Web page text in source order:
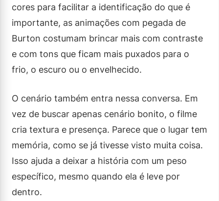
cores para facilitar a identificação do que é
importante, as animações com pegada de
Burton costumam brincar mais com contraste
e com tons que ficam mais puxados para o
frio, o escuro ou o envelhecido.
O cenário também entra nessa conversa. Em
vez de buscar apenas cenário bonito, o filme
cria textura e presença. Parece que o lugar tem
memória, como se já tivesse visto muita coisa.
Isso ajuda a deixar a história com um peso
específico, mesmo quando ela é leve por
dentro.